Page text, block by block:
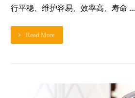
行平稳、维护容易、效率高、寿命 ...
Read More